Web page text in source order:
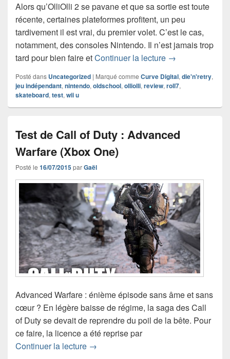
Alors qu’OlliOlli 2 se pavane et que sa sortie est toute
récente, certaines plateformes profitent, un peu
tardivement il est vrai, du premier volet. C’est le cas,
notamment, des consoles Nintendo. Il n’est jamais trop
tard pour bien faire etContinuer la lecture Test de OlliOlli
→
Posté dans Uncategorized | Marqué comme Curve Digital, die'n'retry,
jeu indépendant, nintendo, oldschool, olliolli, review, roll7,
skateboard, test, wii u
Test de Call of Duty : Advanced
Warfare (Xbox One)
Posté le 16/07/2015parGaël
Advanced Warfare : énième épisode sans âme et sans
cœur ? En légère baisse de régime, la saga des Call
of Duty se devait de reprendre du poil de la bête. Pour
ce faire, la licence a été reprise par
Continuer la lecture Test de Call of Duty : Advanced
→